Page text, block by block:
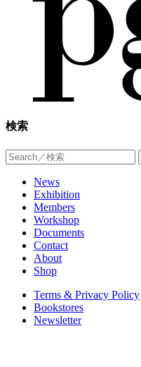
検索
News
Exhibition
Members
Workshop
Documents
Contact
About
Shop
Terms & Privacy Policy
Bookstores
Newsletter